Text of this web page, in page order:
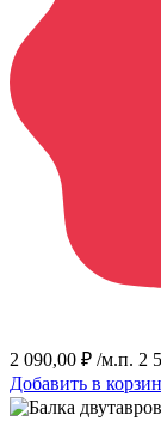
2 090,00 ₽ /м.п. 2
Добавить в